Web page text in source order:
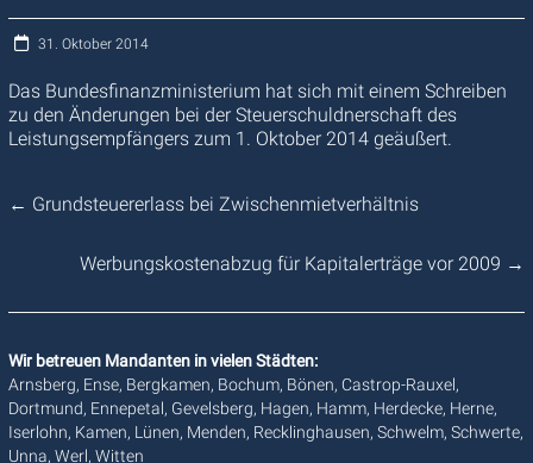
31. Oktober 2014
Das Bundesfinanzministerium hat sich mit einem Schreiben
zu den Änderungen bei der Steuerschuldnerschaft des
Leistungsempfängers zum 1. Oktober 2014 geäußert.
← Grundsteuererlass bei Zwischenmietverhältnis
Werbungskostenabzug für Kapitalerträge vor 2009 →
Wir betreuen Mandanten in vielen Städten:
Arnsberg, Ense, Bergkamen, Bochum, Bönen, Castrop-Rauxel,
Dortmund, Ennepetal, Gevelsberg, Hagen, Hamm, Herdecke, Herne,
Iserlohn, Kamen, Lünen, Menden, Recklinghausen, Schwelm, Schwerte,
Unna, Werl, Witten